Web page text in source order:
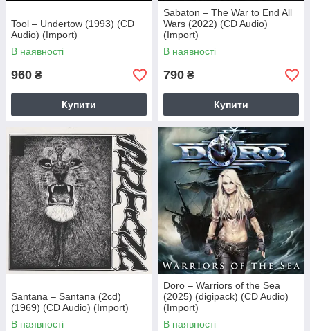
Tool – Undertow (1993) (CD
Audio) (Import)
В наявності
960 ₴
Купити
Sabaton – The War to End All
Wars (2022) (CD Audio)
(Import)
В наявності
790 ₴
Купити
Santana – Santana (2cd)
(1969) (CD Audio) (Import)
В наявності
Doro – Warriors of the Sea
(2025) (digipack) (CD Audio)
(Import)
В наявності